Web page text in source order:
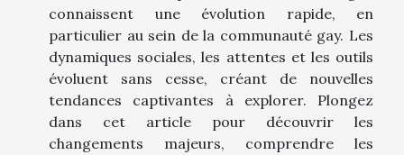
connaissent une évolution rapide, en
particulier au sein de la communauté gay. Les
dynamiques sociales, les attentes et les outils
évoluent sans cesse, créant de nouvelles
tendances captivantes à explorer. Plongez
dans cet article pour découvrir les
changements majeurs, comprendre les